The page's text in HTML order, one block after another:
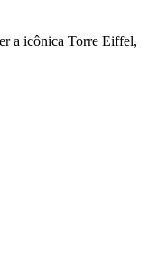
a icônica Torre Eiffel,